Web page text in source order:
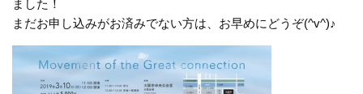
ま した！
まだお申し込みがお済みでない方は、お早めにどうぞ(^v^)♪